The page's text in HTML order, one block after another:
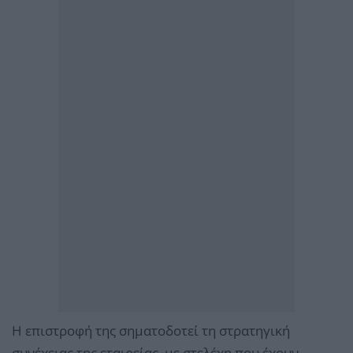
Η επιστροφή της σηματοδοτεί τη στρατηγική